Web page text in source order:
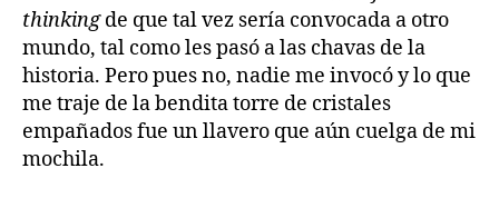
thinkingde que tal vez sería convocada a otro
mundo, tal como les pasó a las chavas de la
historia. Pero pues no, nadie me invocó y lo que
me traje de la bendita torre de cristales
empañados fue un llavero que aún cuelga de mi
mochila.